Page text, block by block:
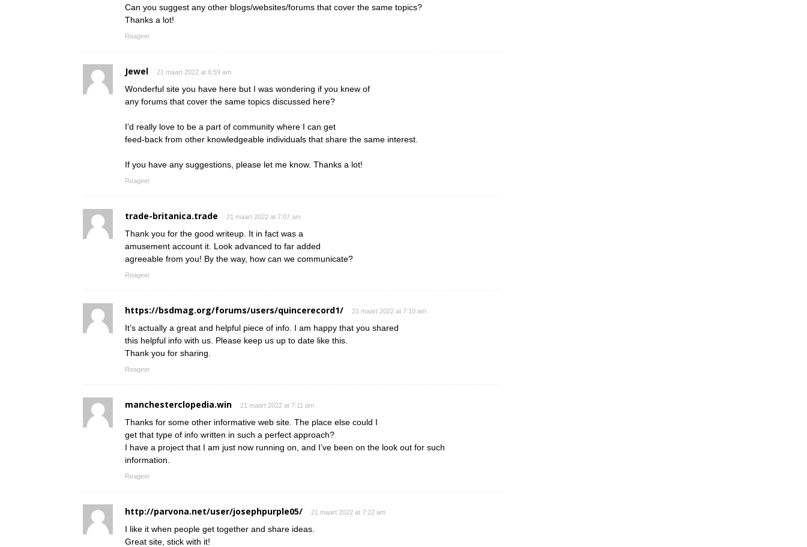
Can you suggest any other blogs/websites/forums that cover the same topics?
Thanks a lot!
Reageer
Jewel 21 maart 2022 at 6:59 am
Wonderful site you have here but I was wondering if you knew of
any forums that cover the same topics discussed here?
I’d really love to be a part of community where I can get
feed-back from other knowledgeable individuals that share the same interest.
If you have any suggestions, please let me know. Thanks a lot!
Reageer
trade-britanica.trade 21 maart 2022 at 7:07 am
Thank you for the good writeup. It in fact was a
amusement account it. Look advanced to far added
agreeable from you! By the way, how can we communicate?
Reageer
https://bsdmag.org/forums/users/quincerecord1/ 21 maart 2022 at 7:10 am
It’s actually a great and helpful piece of info. I am happy that you shared
this helpful info with us. Please keep us up to date like this.
Thank you for sharing.
Reageer
manchesterclopedia.win 21 maart 2022 at 7:11 am
Thanks for some other informative web site. The place else could I
get that type of info written in such a perfect approach?
I have a project that I am just now running on, and I’ve been on the look out for such
information.
Reageer
http://parvona.net/user/josephpurple05/ 21 maart 2022 at 7:22 am
I like it when people get together and share ideas.
Great site, stick with it!